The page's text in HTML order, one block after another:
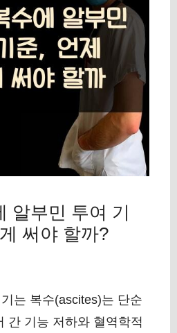
알부민 투여 기
써야 할까?
는 복수(ascites)는 단순
간 기능 저하와 혈역학적